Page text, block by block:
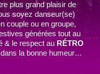
plus grand plaisir de
soyez danseur(se)
couple ou en groupe,
générées tout au
& le respect au RÉTRO
la bonne humeur…